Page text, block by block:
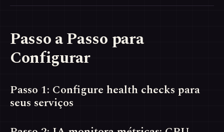
Passo a Passo para
Configurar
Passo 1: Configure health checks para
seus serviços